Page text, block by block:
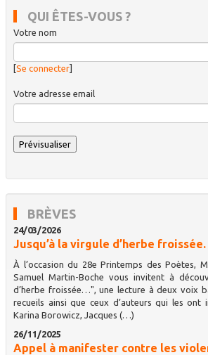
QUI ÊTES-VOUS ?
Votre nom
[Se connecter]
Votre adresse email
BRÈVES
24/03/2026
Jusqu’à la virgule d’herbe
À l’occasion du 28e Printemps des Poètes,
Samuel Martin-Boche vous invitent à
d’herbe froissée…", une lecture à deux voix
recueils ainsi que ceux d’auteurs qui les ont
Karina Borowicz, Jacques (…)
26/11/2025
Appel à manifester contre les